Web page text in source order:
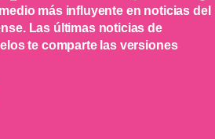
más influyente en noticias del
Las últimas noticias de
te comparte las versiones